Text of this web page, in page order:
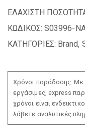
ΕΛΑΧΙΣΤΗ
ΚΩΔΙΚΟΣ: S03996-
ΚΑΤΗΓΟΡΙΕΣ: Brand,
Χρόνοι παράδοσης: Με
εργάσιμες, express
χρόνοι είναι
λάβετε αναλυτικές